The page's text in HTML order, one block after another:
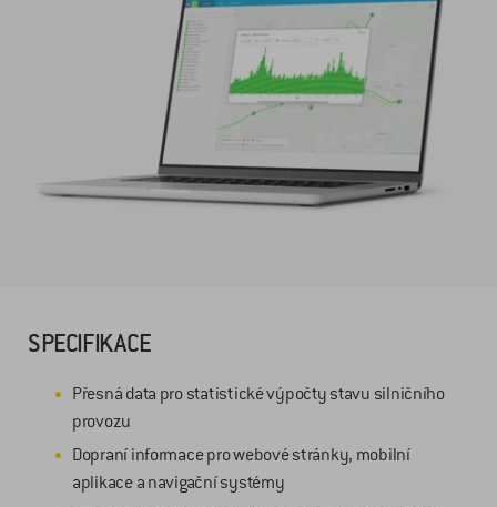
SPECIFIKACE
Přesná data pro statistické výpočty stavu silničního
provozu
Dopraní informace pro webové stránky, mobilní
aplikace a navigační systémy